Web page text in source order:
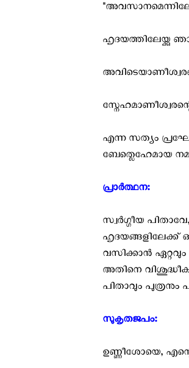
ഹൃദയത്തിലേയ്ക്കു
എന്ന സത്യം
ബേത്ലെഹേമായ
പ്രാർത്ഥന: ‍
സ്വർഗ്ഗീയ
ഹൃദയങ്ങളിലേക്ക്
വസിക്കാൻ
അതിനെ
പിതാവും പുത്രനും
സുകൃതജപം: ‍
ഉണ്ണീശോയെ,